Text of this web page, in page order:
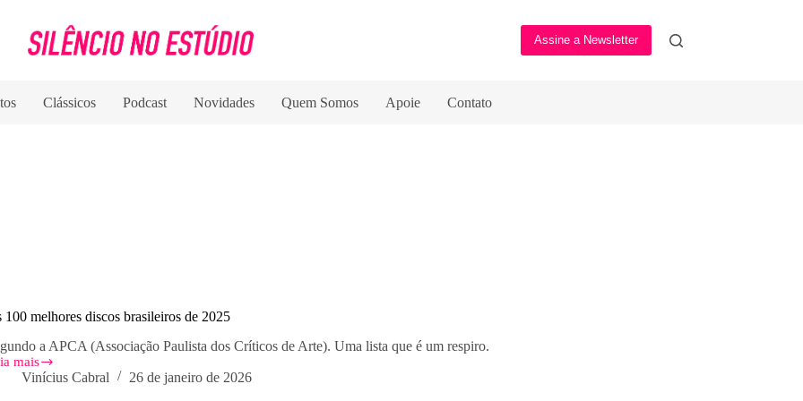
Assine a Newsletter
Clássicos Podcast Novidades Quem Somos Apoie Contato
100 melhores discos brasileiros de 2025
a APCA (Associação Paulista dos Críticos de Arte). Uma lista que é um respiro.
mais
Vinícius Cabral 26 de janeiro de 2026